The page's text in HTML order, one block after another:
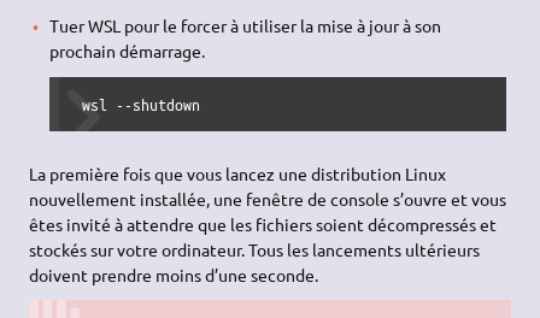
Tuer WSL pour le forcer à utiliser la mise à jour à son
prochain démarrage.
wsl --shutdown
La première fois que vous lancez une distribution Linux
nouvellement installée, une fenêtre de console s’ouvre et vous
êtes invité à attendre que les fichiers soient décompressés et
stockés sur votre ordinateur. Tous les lancements ultérieurs
doivent prendre moins d’une seconde.